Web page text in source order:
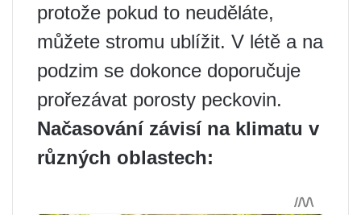
protože pokud to neuděláte,
můžete stromu ublížit. V létě a na
podzim se dokonce doporučuje
prořezávat porosty peckovin.
Načasování závisí na klimatu v
různých oblastech: